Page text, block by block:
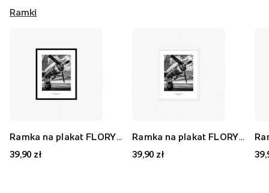
Ramki
39,90 zł
39,90 zł